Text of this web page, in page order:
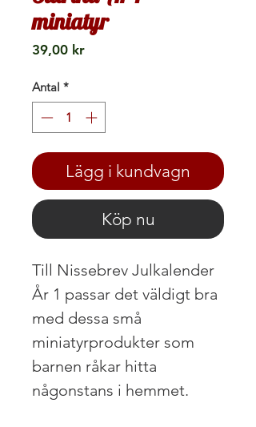
miniatyr
39,00 krPris
Antal *
Lägg i kundvagn
Köp nu
Till Nissebrev Julkalender
År 1 passar det väldigt bra
med dessa små
miniatyrprodukter som
barnen råkar hitta
någonstans i hemmet.